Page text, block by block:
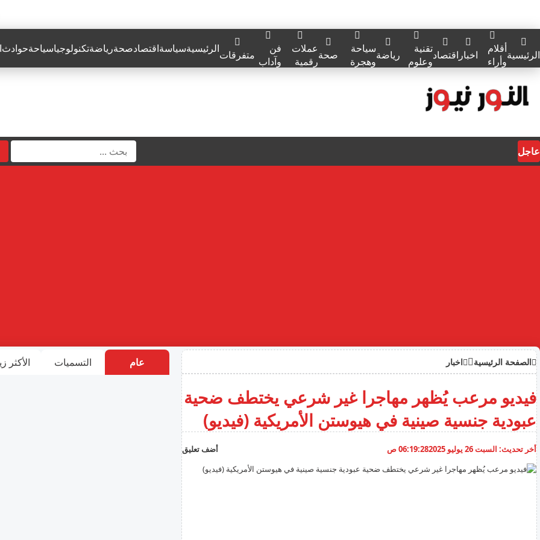
الرئيسيةأقلام
وأراء
اخبار اقتصادتقنية
وعلوم
رياضةسياحة
وهجرة
صحةعملات
رقمية
فن
وآداب متفرقاتالرئيسيةسياسةاقتصادصحةرياضةتكنولوجياسياحةحوادث
عاجل
الصفحة الرئيسية اخبار
فيديو مرعب يُظهر مهاجرا غير شرعي يختطف ضحية
عبودية جنسية صينية في هيوستن الأمريكية (فيديو)
أخر تحديث: السبت 26 يوليو 2025 06:19:28 ص أضف تعليق
عام التسميات الأكثر